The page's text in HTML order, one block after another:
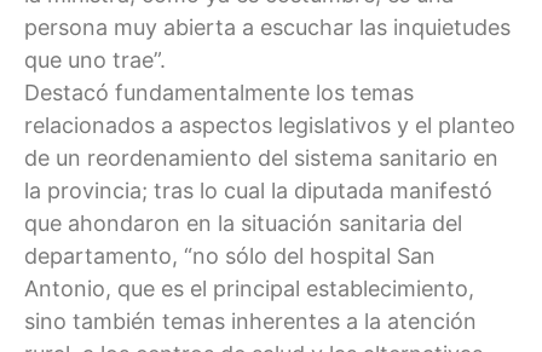
persona muy abierta a escuchar las inquietudes
que uno trae”.
Destacó fundamentalmente los temas
relacionados a aspectos legislativos y el planteo
de un reordenamiento del sistema sanitario en
la provincia; tras lo cual la diputada manifestó
que ahondaron en la situación sanitaria del
departamento, “no sólo del hospital San
Antonio, que es el principal establecimiento,
sino también temas inherentes a la atención